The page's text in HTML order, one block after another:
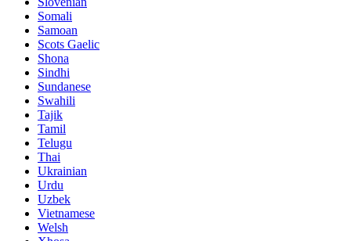
Somali
Samoan
Scots Gaelic
Shona
Sindhi
Sundanese
Swahili
Tajik
Tamil
Telugu
Thai
Ukrainian
Urdu
Uzbek
Vietnamese
Welsh